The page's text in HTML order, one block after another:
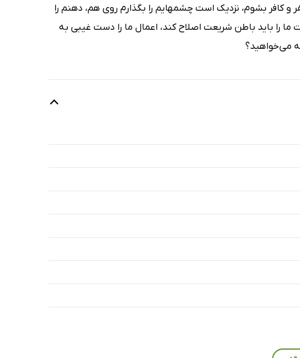
و کافر بشوم، نزدیک است چشمهایم را بگذارم روى هم، دهنم را
ما را باید باطن شریعت اصلاح کند، اعمال ما را دست غیبى به
چه مى‌خواهید؟